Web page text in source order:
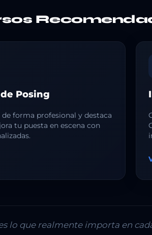
Posing
de forma profesional y destaca
tu puesta en escena con
lo que realmente importa en